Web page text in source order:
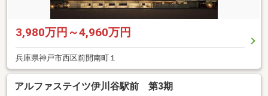
3,980万円～4,960万円
兵庫県神戸市西区前開南町１
アルファステイツ伊川谷駅前 第3期